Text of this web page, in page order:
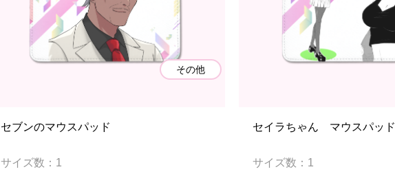
セブンのマウスパッド
サイズ数：1
その他
セイラちゃん マウスパッド
サイズ数：1